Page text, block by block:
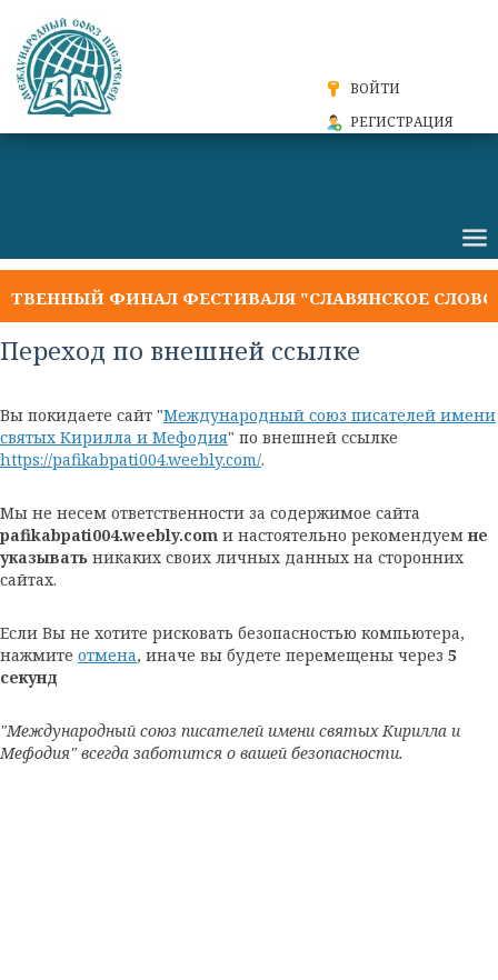
ВОЙТИ
РЕГИСТРАЦИЯ
ФИНАЛ ФЕСТИВАЛЯ "СЛАВЯНСКОЕ СЛОВО
Переход по внешней ссылке
Вы покидаете сайт "Международный союз писателей имени
святых Кирилла и Мефодия" по внешней ссылке
https://pafikabpati004.weebly.com/.
Мы не несем ответственности за содержимое сайта
pafikabpati004.weebly.com и настоятельно рекомендуемне
указывать никаких своих личных данных на сторонних
сайтах.
Если Вы не хотите рисковать безопасностью компьютера,
нажмите отмена, иначе вы будете перемещены через 5
секунд
"Международный союз писателей имени святых Кирилла и
Мефодия" всегда заботится о вашей безопасности.